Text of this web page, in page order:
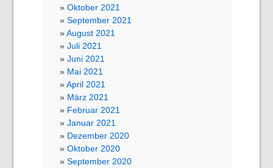
Oktober 2021
September 2021
August 2021
Juli 2021
Juni 2021
Mai 2021
April 2021
März 2021
Februar 2021
Januar 2021
Dezember 2020
Oktober 2020
September 2020